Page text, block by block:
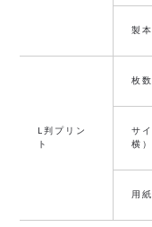
製本
L判プリン
ト
枚数
サ
横）
用紙